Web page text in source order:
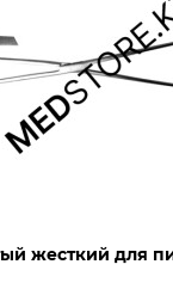
жесткий для